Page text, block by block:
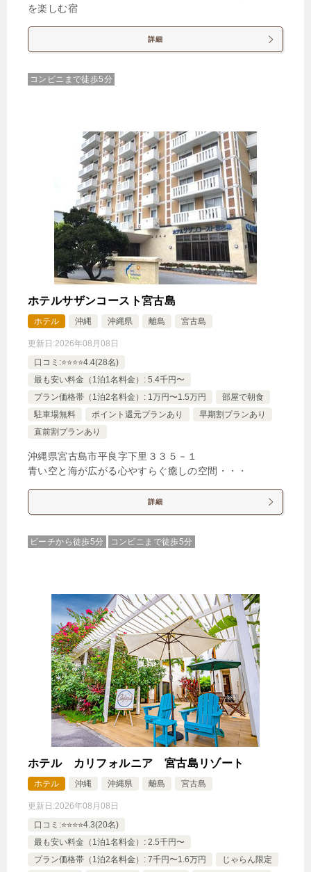
を楽しむ宿
詳細
コンビニまで徒歩5分
ホテルサザンコースト宮古島
ホテル 沖縄 沖縄県 離島 宮古島
更新日:2026年08月08日
口コミ:⭐️⭐️⭐️⭐️4.4(28名)
最も安い料金（1泊1名料金）: 5.4千円〜
プラン価格帯（1泊2名料金）: 1万円〜1.5万円
部屋で朝食
駐車場無料
ポイント還元プランあり
早期割プランあり
直前割プランあり
沖縄県宮古島市平良字下里３３５－１
青い空と海が広がる心やすらぐ癒しの空間・・・
詳細
ビーチから徒歩5分 コンビニまで徒歩5分
ホテル カリフォルニア 宮古島リゾート
ホテル 沖縄 沖縄県 離島 宮古島
更新日:2026年08月08日
口コミ:⭐️⭐️⭐️⭐️4.3(20名)
最も安い料金（1泊1名料金）: 2.5千円〜
プラン価格帯（1泊2名料金）: 7千円〜1.6万円
じゃらん限定